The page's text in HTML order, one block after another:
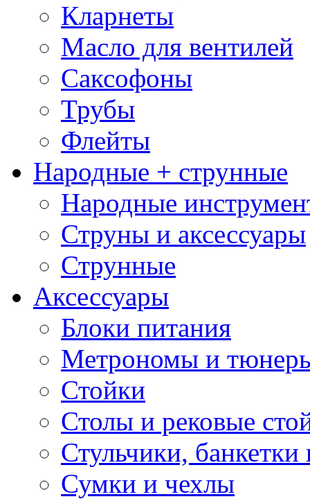
Кларнеты
Масло для вентилей
Саксофоны
Трубы
Флейты
Народные + струнные
Народные
Струны и аксессуары
Струнные
Аксессуары
Блоки питания
Метрономы и
Стойки
Столы и рековые
Стульчики, банкетки
Сумки и чехлы